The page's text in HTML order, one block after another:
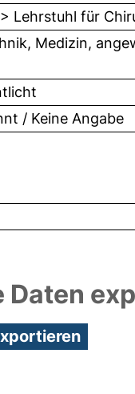
Lehrstuhl für
Medizin,
/ Keine Angabe